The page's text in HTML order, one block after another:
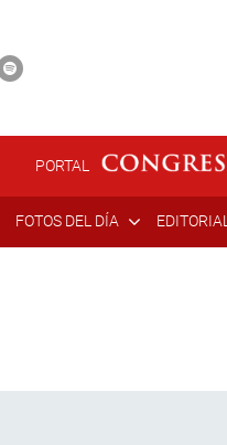
PORTAL
FOTOS DEL DÍA EDITORIAL